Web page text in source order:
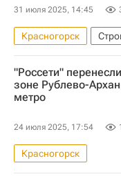
31 июля 2025, 14:45
Красногорск
Московская область
Москва
Сергей Собянин
Московский
Московское
Метро
"Россети"
зоне Рублево-
метро
24 июля 2025, 17:54
Красногорск
Москва Сегодня: